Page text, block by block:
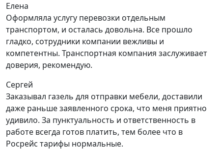
Елена
Оформляла услугу перевозки отдельным
транспортом, и осталась довольна. Все прошло
гладко, сотрудники компании вежливы и
компетентны. Транспортная компания заслуживает
доверия, рекомендую.
Сергей
Заказывал газель для отправки мебели, доставили
даже раньше заявленного срока, что меня приятно
удивило. За пунктуальность и ответственность в
работе всегда готов платить, тем более что в
Росрейс тарифы нормальные.